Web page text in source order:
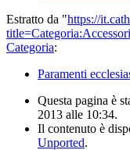
Estratto da "https://
Categoria:
Paramenti
Questa pagina è
2013 alle 10:34.
Il contenuto è
Unported.